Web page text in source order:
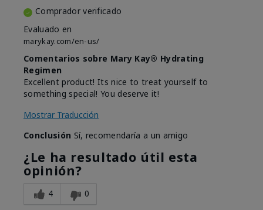
Comprador verificado
Evaluado en
marykay.com/en-us/
Comentarios sobre Mary Kay® Hydrating
Regimen
Excellent product! Its nice to treat yourself to
something special! You deserve it!
Mostrar Traducción
Conclusión Sí, recomendaría a un amigo
¿Le ha resultado útil esta
opinión?
4 0